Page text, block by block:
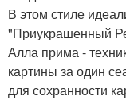
В этом стиле
"Приукрашенный
Алла прима -
картины за один
для сохранности